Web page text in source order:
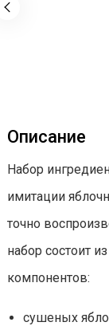
Описание
Набор
имитации
точно
набор состоит
компонентов:
сушеных